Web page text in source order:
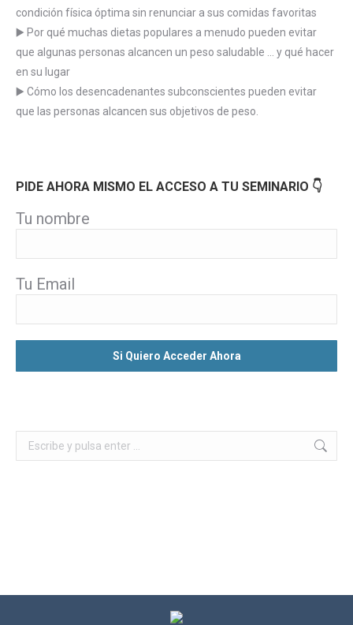
condición física óptima sin renunciar a sus comidas favoritas
▶️ Por qué muchas dietas populares a menudo pueden evitar
que algunas personas alcancen un peso saludable … y qué hacer
en su lugar
▶️ Cómo los desencadenantes subconscientes pueden evitar
que las personas alcancen sus objetivos de peso.
PIDE AHORA MISMO EL ACCESO A TU SEMINARIO 👇
Tu nombre
Tu Email
Buscar: